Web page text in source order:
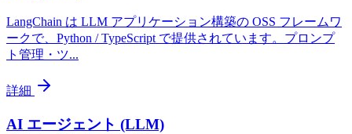
LangChain は LLM アプリケーション構築の OSS フレームワ
ークで、Python / TypeScript で提供されています。プロンプ
ト管理・ツ...
詳細
AI エージェント (LLM)